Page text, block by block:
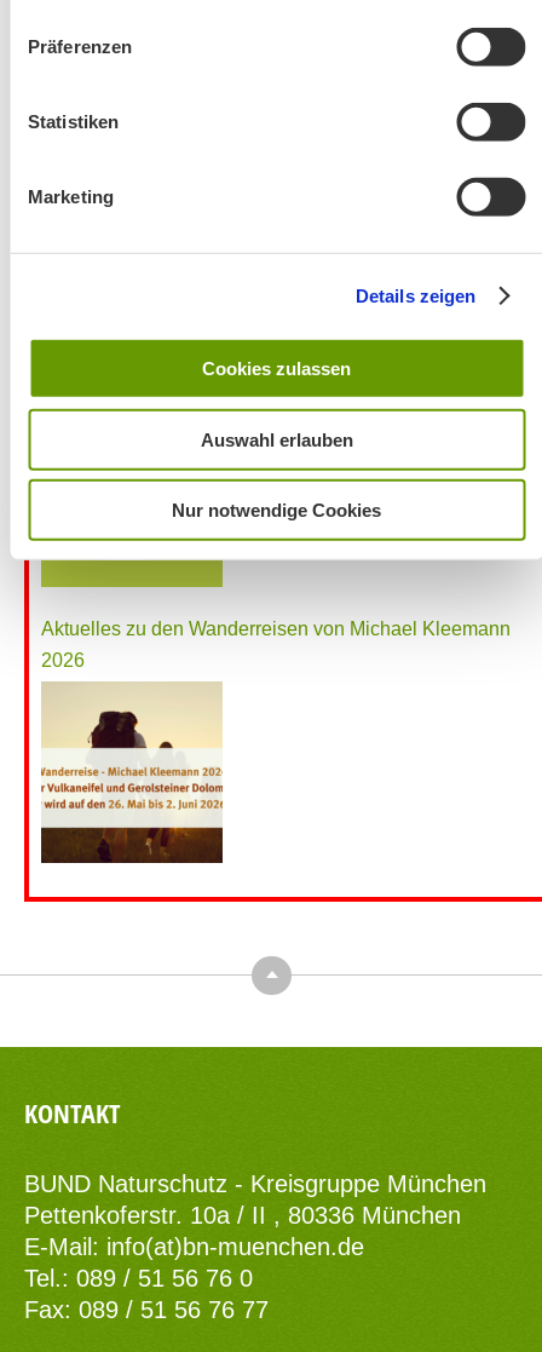
Präferenzen
Statistiken
Marketing
Details zeigen
Cookies zulassen
Auswahl erlauben
Nur notwendige Cookies
Änderung! Aschauer Runde: Bankerlweg – Bärnsee –
Café Pauli / Das Bergpanorama rund um Aschau
Aktuelles zu den Wanderreisen von Michael Kleemann
2026
Top
KONTAKT
BUND Naturschutz - Kreisgruppe München
Pettenkoferstr. 10a / II , 80336 München
E-Mail: info(at)bn-muenchen.de
Tel.: 089 / 51 56 76 0
Fax: 089 / 51 56 76 77